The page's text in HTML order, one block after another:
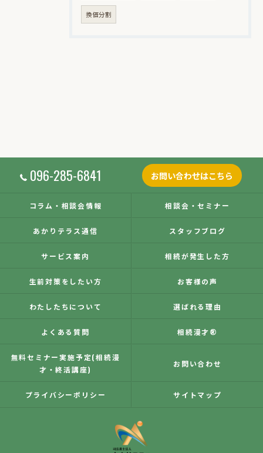
換価分割
096-285-6841 お問い合わせはこちら
コラム・相談会情報 相談会・セミナー
あかりテラス通信 スタッフブログ
サービス案内 相続が発生した方
生前対策をしたい方 お客様の声
わたしたちについて 選ばれる理由
よくある質問 相続漫才®
無料セミナー実施予定(相続漫
才・終活講座)
お問い合わせ
プライバシーポリシー サイトマップ